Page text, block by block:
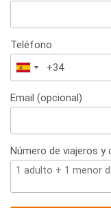
Teléfono
España
+34
Email (opcional)
Número de viajeros